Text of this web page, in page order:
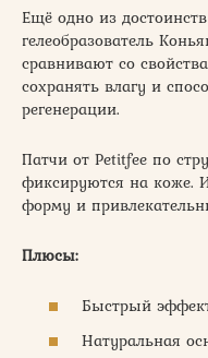
Ещё одно из
гелеобразователь
сравнивают со
сохранять влагу и
регенерации.
Патчи от Petitfee по
фиксируются на коже.
форму и
Плюсы:
Быстрый
Натуральная